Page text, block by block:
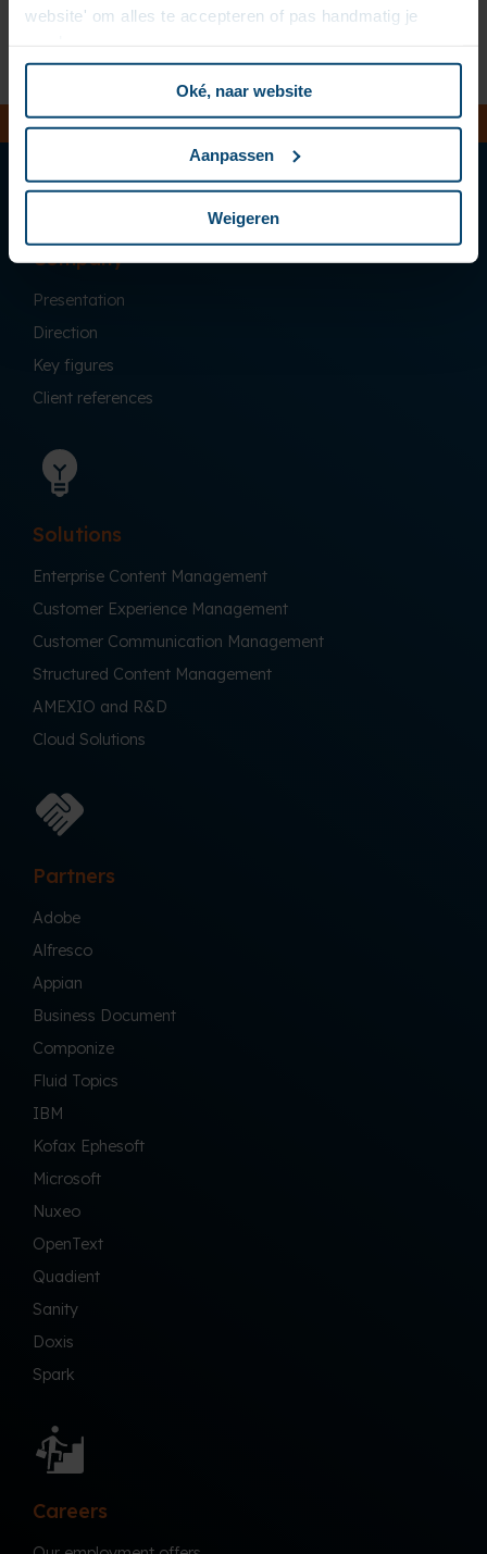
website' om alles te accepteren of pas handmatig je
Oké, naar website
Aanpassen
Weigeren
Company
Presentation
Direction
Key figures
Client references
Solutions
Enterprise Content Management
Customer Experience Management
Customer Communication Management
Structured Content Management
AMEXIO and R&D
Cloud Solutions
Partners
Adobe
Alfresco
Appian
Business Document
Componize
Fluid Topics
IBM
Kofax Ephesoft
Microsoft
Nuxeo
OpenText
Quadient
Sanity
Doxis
Spark
Careers